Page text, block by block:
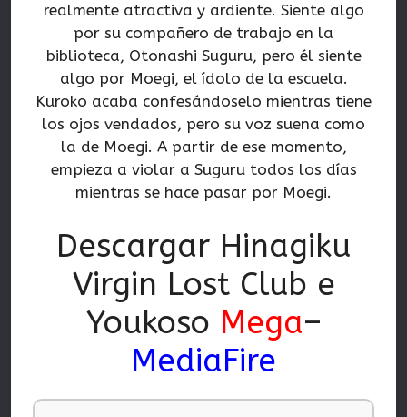
realmente atractiva y ardiente. Siente algo
por su compañero de trabajo en la
biblioteca, Otonashi Suguru, pero él siente
algo por Moegi, el ídolo de la escuela.
Kuroko acaba confesándoselo mientras tiene
los ojos vendados, pero su voz suena como
la de Moegi. A partir de ese momento,
empieza a violar a Suguru todos los días
mientras se hace pasar por Moegi.
Descargar Hinagiku
Virgin Lost Club e
Youkoso Mega–
MediaFire